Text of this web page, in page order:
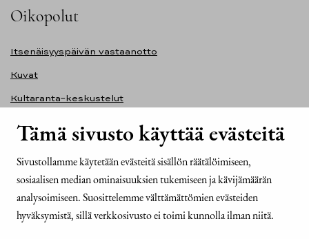
Tämä sivusto käyttää evästeitä
Sivustollamme käytetään evästeitä sisällön räätälöimiseen,
sosiaalisen median ominaisuuksien tukemiseen ja kävijämäärän
analysoimiseen. Suosittelemme välttämättömien evästeiden
hyväksymistä, sillä verkkosivusto ei toimi kunnolla ilman niitä.
Oikopolut
Itsenäisyyspäivän vastaanotto
Kuvat
Kultaranta-keskustelut
Presidentti.fi-sivuston saavutettavuusseloste
Yhteystiedot